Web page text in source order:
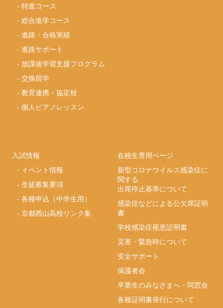
-特進コース
-総合進学コース
-進路・合格実績
-進路サポート
- 放課後学習支援プログラム
-交換留学
-教育連携・協定校
-個人ピアノレッスン
入試情報
- イベント情報
-生徒募集要項
-各種申込（中学生用）
-京都西山高校リンク集
在校生専用ページ
新型コロナウイルス感染症に
関する
出席停止基準について
感染症などによる公欠席証明
書
学校感染症罹患証明書
災害・緊急時について
安全サポート
保護者会
卒業生のみなさまへ・同窓会
各種証明書発行について